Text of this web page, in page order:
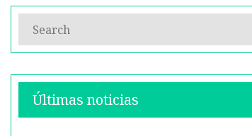
Últimas noticias